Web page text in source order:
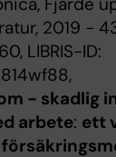
2019 -
LIBRIS-ID:
- skadlig
arbete: ett